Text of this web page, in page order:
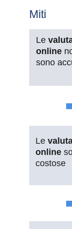
Miti
Le
online
sono
Le
online
costose